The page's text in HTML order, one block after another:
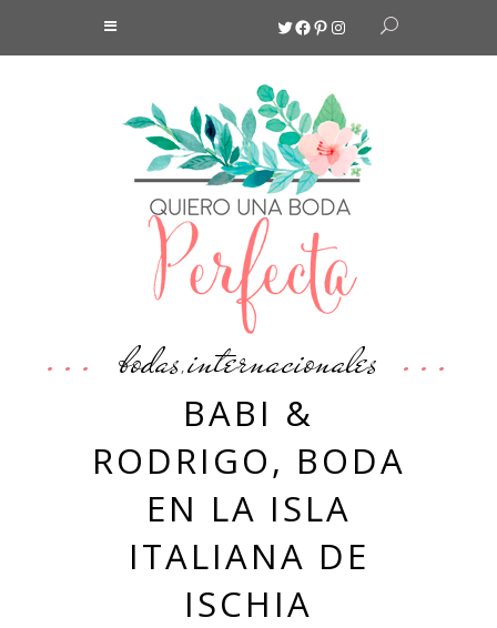
Twitter
Facebook
Pinterest
Instagram
bodas,internacionales
BABI &
RODRIGO, BODA
EN LA ISLA
ITALIANA DE
ISCHIA